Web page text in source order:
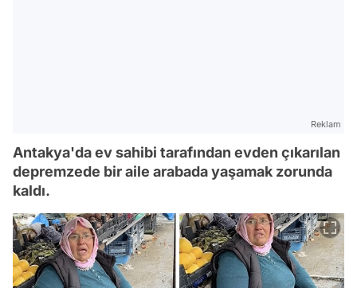
Reklam
Antakya'da ev sahibi tarafından evden çıkarılan
depremzede bir aile arabada yaşamak zorunda
kaldı.